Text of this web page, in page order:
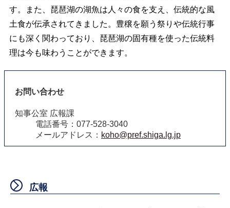
す。また、琵琶湖の湖魚は人々の食を支え、伝統的な風
土食が伝承されてきました。豊穣を願う祭りや伝統行事
にも深く関わっており、琵琶湖の固有種を使った伝統料
理は今も味わうことができます。
お問い合わせ
知事公室 広報課
電話番号：077-528-3040
メールアドレス： koho@pref.shiga.lg.jp
広報